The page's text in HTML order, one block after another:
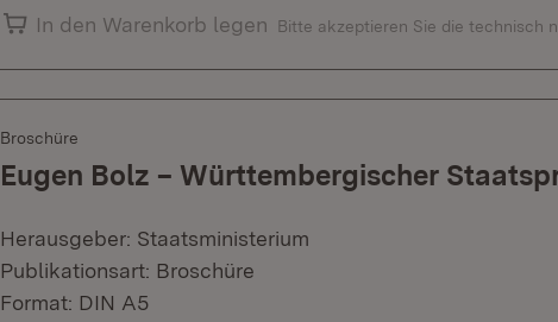
In den Warenkorb legen
Bitte akzeptieren Sie die technisch
Broschüre
Eugen Bolz – Württembergischer
Herausgeber: Staatsministerium
Publikationsart: Broschüre
Format: DIN A5